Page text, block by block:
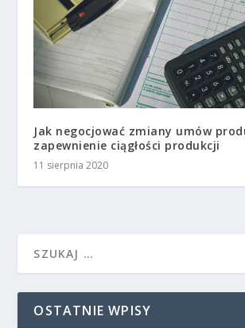
Jak negocjować zmiany umów
zapewnienie ciągłości produkcji
11 sierpnia 2020
OSTATNIE WPISY